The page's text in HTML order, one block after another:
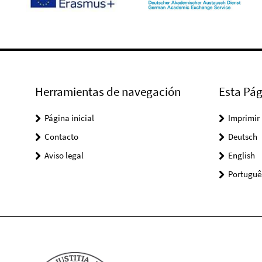
Herramientas de navegación
Página inicial
Contacto
Aviso legal
Esta
Imprimir
Deutsch
English